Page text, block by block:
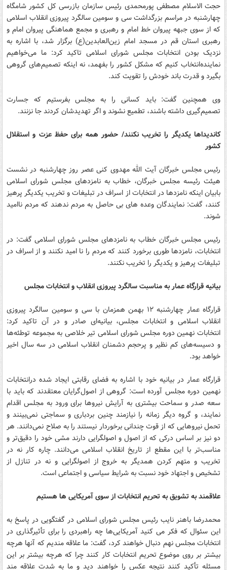
حجت الاسلام مصطفی پورمحمدی رئیس سازمان بازرسی کل کشور شامگاه
چهارشنبه در مراسم بزرگداشت سی و سومین سالگرد پیروزی انقلاب اسلامی
که از سوی جبهه پیروان خط امام و رهبری و مجمع هماهنگی پیروان امام و
رهبری استان قم در مسجد امام زین‌العابدین(ع) برگزار شد، با اشاره به
نزدیک بودن انتخابات مجلس شورای اسلامی تاکید کرد: ما می‌خواهیم
نماینده‌انتخاب کنیم که مشکل کشور را بفهمد، نه اینکه تصمیم‌های گروهی
بگیرد و قدرت باند خودش را تقویت کند.
وی همچنین گفت: باید کسانی را به مجلس بفرستیم که جسارت
تصمیم‌گیری داشته باشند، تطمیع نشوند و اگر تهدیدشان کردند جا نزنند.
کاندیداها یکدیگر را تخریب نکنند/ حضور همه برای حفظ عزت و استقلال
کشور
رئیس مجلس خبرگان آیت الله مهدوی کنی عصر روز چهارشنبه در نشست
هیئت رئیسه مجلس خبرگان، خطاب به نامزدهای مجلس شورای اسلامی
بابیان اینکه نامزدها در انتخابات از اسراف در تبلیغات و تخریب یکدیگر پرهیز
کنند، گفت: نمایندگان وعده های بی حاصل به مردم ندهند که مردم ناامید
شوند.
رئیس مجلس خبرگان خطاب به نامزدهای مجلس شورای اسلامی گفت: در
انتخابات، نامزدها طوری برخورد کنند که مردم را نا امید نکنند و از اسراف در
تبلیغات پرهیز و یکدیگر را تخریب نکنند.
بیانیه قرارگاه عمار به مناسبت سالگرد پیروزی انقلاب و انتخابات مجلس
قرارگاه عمار چهارشنبه ۱۲ بهمن همزمان با سی و سومین سالگرد پیروزی
انقلاب اسلامی و انتخابات مجلس، بیانیه‌ای صادر و در آن تاکید کرد:
انتخابات نهمین دوره مجلس شورای اسلامی تیر خلاصی به مجموعه توطئه‌ها
و دسیسه‌های کم‌ نظیر و پرحجم دشمنان انقلاب اسلامی در سه ‌سال اخیر
خواهد بود.
قرارگاه عمار در بیانیه خود با اشاره به فضای رقابتی ایجاد شده درانتخابات
نهمین دوره مجلس آورده است: گروهی از اصول‌گرایان معتقدند که باید با
سعه صدر و سماحت بیشتری به آرایش نیروها برای ورود به مجلس اقدام
نمایند، و گروه دیگر زمانه را نیازمند چنین بردباری و سماجتی نمی‌بینند و
تحمل نیروهایی که از قوت چندانی برخوردار نیستند را به صلاح نمی‌دانند. هر
دو نیز بر اساس درکی که از اصول و اصولگرایی دارند مشی خود را دقیق‌تر و
مناسب‌تر با این مقطع از تاریخ انقلاب اسلامی می‌دانند. چاره کار نه در
تخریب و متهم کردن همدیگر به خروج از اصولگرایی و نه در تنازل از
تشخیص و اجتهاد خود نسبت به شرایط سیاسی و اجتماعی است.
علاقمند به تشویق به تحریم انتخابات از سوی آمریکایی ها هستیم
محمدرضا باهنر نایب ‌رئیس مجلس شورای اسلامی در گفتگویی در پاسخ به
این سئوال که فکر می ‌کنید آمریکایی‌ها چه راهبردی را برای تأثیر‌گذاری در
انتخابات مجلس نهم دنبال خواهند کرد، گفت: ما علاقه ‌مندیم که آنها هرچه
بیشتر بر روی موضوع تحریم انتخابات کار کنند چرا که هرچه بیشتر بر این
مسئله تأکید کنند نتیجه عکس را خواهند دید و ما به شدت علاقه‌ مند